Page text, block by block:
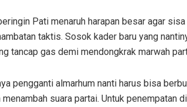
Pati menaruh harapan besar agar
taktis. Sosok kader baru yang
tancap gas demi mendongkrak marwah
pengganti almarhum nanti harus bisa
menambah suara partai. Untuk penempatan